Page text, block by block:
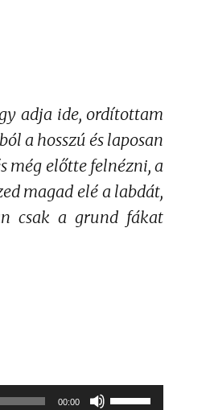
adja ide, ordítottam
a hosszú és laposan
még előtte felnézni, a
magad elé a labdát,
csak a grund fákat
00:00
A